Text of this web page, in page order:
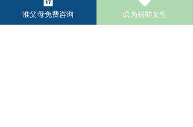
Surrogacy for Gay Couples
准父母免费咨询 成为捐卵女生